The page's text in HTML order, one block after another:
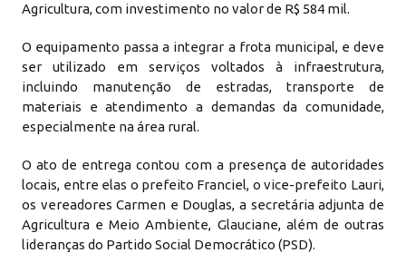
Agricultura, com investimento no valor de R$ 584 mil.
O equipamento passa a integrar a frota municipal, e deve
ser utilizado em serviços voltados à infraestrutura,
incluindo manutenção de estradas, transporte de
materiais e atendimento a demandas da comunidade,
especialmente na área rural.
O ato de entrega contou com a presença de autoridades
locais, entre elas o prefeito Franciel, o vice-prefeito Lauri,
os vereadores Carmen e Douglas, a secretária adjunta de
Agricultura e Meio Ambiente, Glauciane, além de outras
lideranças do Partido Social Democrático (PSD).